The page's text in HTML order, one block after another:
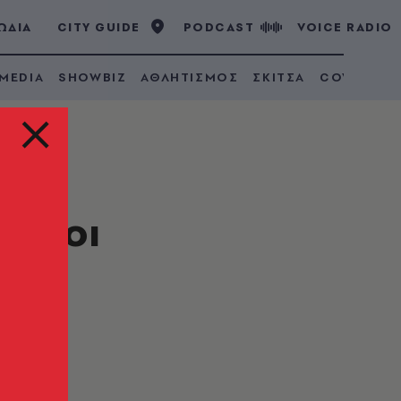
CITY GUIDE PODCAST VOICE RADIO
SHOWBIZ ΑΘΛΗΤΙΣΜΟΣ ΣΚΙΤΣΑ COVID 19
οι